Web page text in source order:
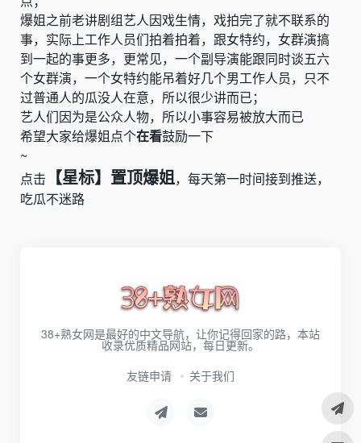
爆姐之前老讲剧组艺人因戏生情，戏拍完了就不联系的
事，实际上工作人员们拍着拍着，跟女特约，女群演搞
到一起的事更多，更常见，一个副导演能跟同时谈五六
个女群演，一个女特约能吊着好几个男工作人员，只不
过普通人的瓜没人在意，所以很少讲而已；
艺人们因为是公众人物，所以小事容易被放大而已
希望大家给爆姐点个在看鼓励一下
~
点击
【星标】置顶爆姐，每天第一时间接到推送，
吃瓜不迷路
38+熟女网是最好的中文导航，让你记得回家的路，本站
收录优质精品网站，每日更新。
友链申请
关于我们